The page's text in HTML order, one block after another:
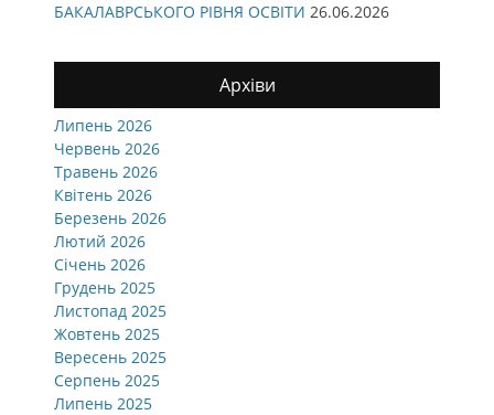
БАКАЛАВРСЬКОГО РІВНЯ ОСВІТИ 26.06.2026
Архіви
Липень 2026
Червень 2026
Травень 2026
Квітень 2026
Березень 2026
Лютий 2026
Січень 2026
Грудень 2025
Листопад 2025
Жовтень 2025
Вересень 2025
Серпень 2025
Липень 2025